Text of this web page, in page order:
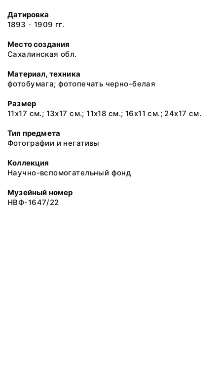
Датировка
1893 - 1909 гг.
Место создания
Сахалинская обл.
Материал, техника
фотобумага; фотопечать черно-белая
Размер
11х17 см.; 13х17 см.; 11х18 см.; 16х11 см.; 24х17 см.
Тип предмета
Фотографии и негативы
Коллекция
Научно-вспомогательный фонд
Музейный номер
НВФ-1647/22